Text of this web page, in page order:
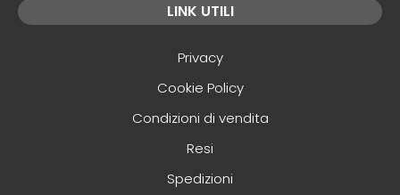
LINK UTILI
Privacy
Cookie Policy
Condizioni di vendita
Resi
Spedizioni